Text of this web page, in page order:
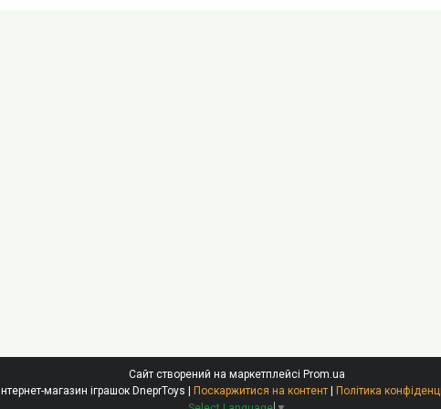
Сайт створений на маркетплейсі Prom.ua
Інтернет-магазин іграшок DneprToys | Поскаржитися на контент | Політика